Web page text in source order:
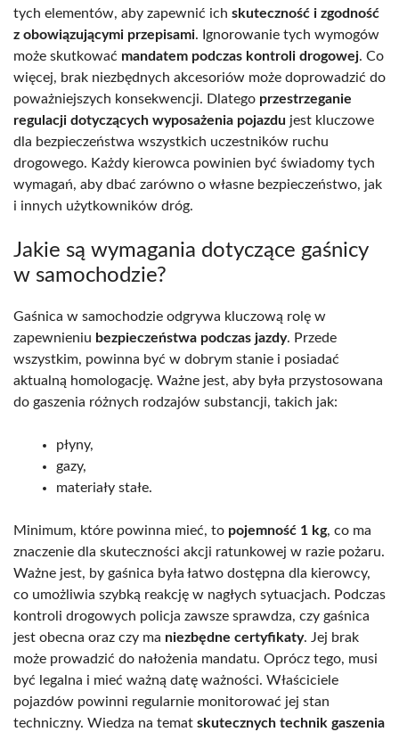
tych elementów, aby zapewnić ich skuteczność i zgodność
z obowiązującymi przepisami. Ignorowanie tych wymogów
może skutkować mandatem podczas kontroli drogowej. Co
więcej, brak niezbędnych akcesoriów może doprowadzić do
poważniejszych konsekwencji. Dlatego przestrzeganie
regulacji dotyczących wyposażenia pojazdu jest kluczowe
dla bezpieczeństwa wszystkich uczestników ruchu
drogowego. Każdy kierowca powinien być świadomy tych
wymagań, aby dbać zarówno o własne bezpieczeństwo, jak
i innych użytkowników dróg.
Jakie są wymagania dotyczące gaśnicy
w samochodzie?
Gaśnica w samochodzie odgrywa kluczową rolę w
zapewnieniu bezpieczeństwa podczas jazdy. Przede
wszystkim, powinna być w dobrym stanie i posiadać
aktualną homologację. Ważne jest, aby była przystosowana
do gaszenia różnych rodzajów substancji, takich jak:
płyny,
gazy,
materiały stałe.
Minimum, które powinna mieć, to pojemność 1 kg, co ma
znaczenie dla skuteczności akcji ratunkowej w razie pożaru.
Ważne jest, by gaśnica była łatwo dostępna dla kierowcy,
co umożliwia szybką reakcję w nagłych sytuacjach. Podczas
kontroli drogowych policja zawsze sprawdza, czy gaśnica
jest obecna oraz czy ma niezbędne certyfikaty. Jej brak
może prowadzić do nałożenia mandatu. Oprócz tego, musi
być legalna i mieć ważną datę ważności. Właściciele
pojazdów powinni regularnie monitorować jej stan
techniczny. Wiedza na temat skutecznych technik gaszenia